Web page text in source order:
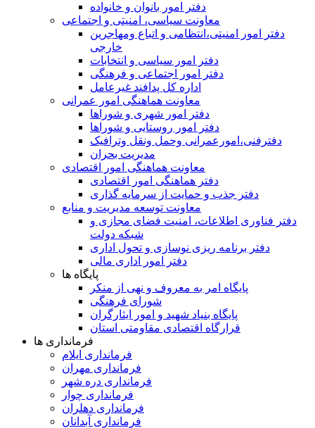
دفتر امور بانوان و خانواده
معاونت سیاسی، امنیتی و اجتماعی
دفتر امور امنيتی،انتظامی و اتباع ومهاجرین
خارجی
دفتر امور سیاسی و انتخابات
دفتر امور اجتماعی و فرهنگی
اداره کل پدافند غیرعامل
معاونت هماهنگی امور عمرانی
دفتر امور شهری و شوراها
دفتر امور روستایی و شوراها
دفترفنی،امورعمرانی وحمل ونقل وترافيک
مدیریت بحران
معاونت هماهنگی امور اقتصادی
دفتر هماهنگی امور اقتصادی
دفتر جذب و حمایت از سرمایه گذاری
معاونت توسعه مدیریت و منابع
دفتر فناوری اطلاعات، امنیت فضای مجازی و
شبکه دولت
دفتر برنامه ریزی نوسازی و تحول اداری
دفتر امور اداری مالی
پایگاه ها
پایگاه امر به معروف و نهی از منکر
شورای فرهنگی
پایگاه بنیاد شهید و امور ایثارگران
قرارگاه اقتصادی مقاومتی استان
فرمانداری ها
فرمانداری ایلام
فرمانداری مهران
فرمانداری دره شهر
فرمانداری چوار
فرمانداری دهلران
فرمانداری آبدانان